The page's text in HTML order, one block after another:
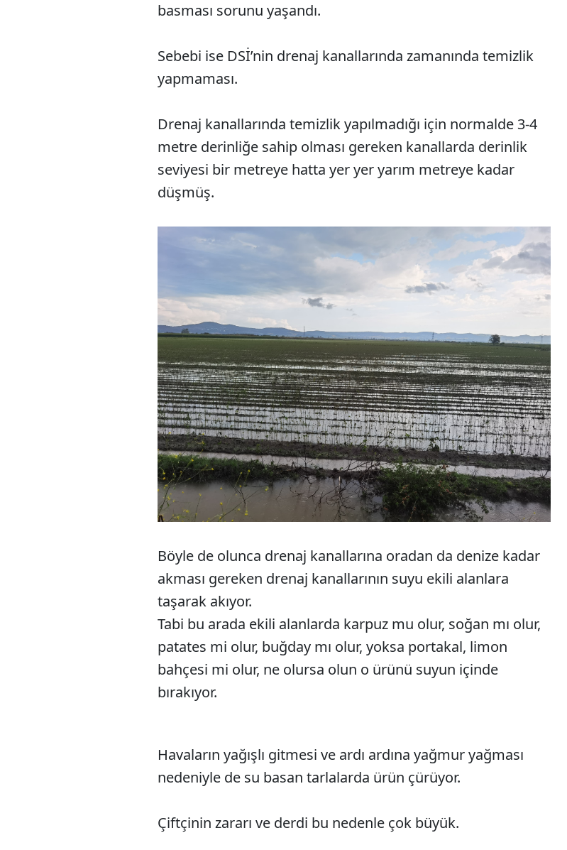
basması sorunu yaşandı.
Sebebi ise DSİ’nin drenaj kanallarında zamanında temizlik
yapmaması.
Drenaj kanallarında temizlik yapılmadığı için normalde 3-4
metre derinliğe sahip olması gereken kanallarda derinlik
seviyesi bir metreye hatta yer yer yarım metreye kadar
düşmüş.
Böyle de olunca drenaj kanallarına oradan da denize kadar
akması gereken drenaj kanallarının suyu ekili alanlara
taşarak akıyor.
Tabi bu arada ekili alanlarda karpuz mu olur, soğan mı olur,
patates mi olur, buğday mı olur, yoksa portakal, limon
bahçesi mi olur, ne olursa olun o ürünü suyun içinde
bırakıyor.
Havaların yağışlı gitmesi ve ardı ardına yağmur yağması
nedeniyle de su basan tarlalarda ürün çürüyor.
Çiftçinin zararı ve derdi bu nedenle çok büyük.